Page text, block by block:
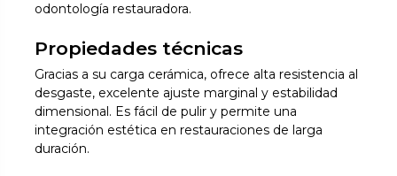
odontología restauradora.
Propiedades técnicas
Gracias a su carga cerámica, ofrece alta resistencia al
desgaste, excelente ajuste marginal y estabilidad
dimensional. Es fácil de pulir y permite una
integración estética en restauraciones de larga
duración.